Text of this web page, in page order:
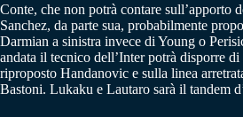
Conte, che non potrà contare sull’apporto
Sanchez, da parte sua, probabilmente
Darmian a sinistra invece di Young o
andata il tecnico dell’Inter potrà disporre
riproposto Handanovic e sulla linea
Bastoni. Lukaku e Lautaro sarà il tandem